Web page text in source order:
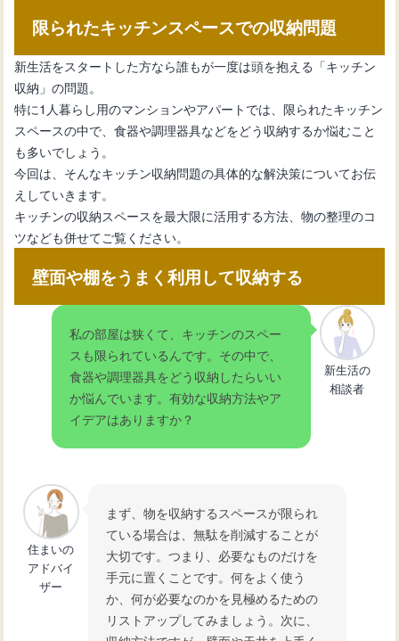
ックの選び方と設置方法
を設置する新生活のススメ
キッチンスペースを効果的に活用！マ
キッチンを変える！マグネット活用術
とは？
スタイリッシュで実用的なキッチンマ
グネット収納術の魅力
キッチンのレンジ台選び！カウンター
キッチンスペースを有効活用！収納力
抜群のレンジ台の選び方
限られたキッチンスペースでの収納問題
新生活をスタートした方なら誰もが一度は頭を抱える「キッチン
収納」の問題。
特に1人暮らし用のマンションやアパートでは、限られたキッチン
スペースの中で、食器や調理器具などをどう収納するか悩むこと
も多いでしょう。
今回は、そんなキッチン収納問題の具体的な解決策についてお伝
えしていきます。
キッチンの収納スペースを最大限に活用する方法、物の整理のコ
ツなども併せてご覧ください。
壁面や棚をうまく利用して収納する
私の部屋は狭くて、キッチンのスペー
スも限られているんです。その中で、
食器や調理器具をどう収納したらいい
か悩んでいます。有効な収納方法やア
イデアはありますか？
新生活の
相談者
住まいの
アドバイ
ザー
まず、物を収納するスペースが限られ
ている場合は、無駄を削減することが
大切です。つまり、必要なものだけを
手元に置くことです。何をよく使う
か、何が必要なのかを見極めるための
リストアップしてみましょう。次に、